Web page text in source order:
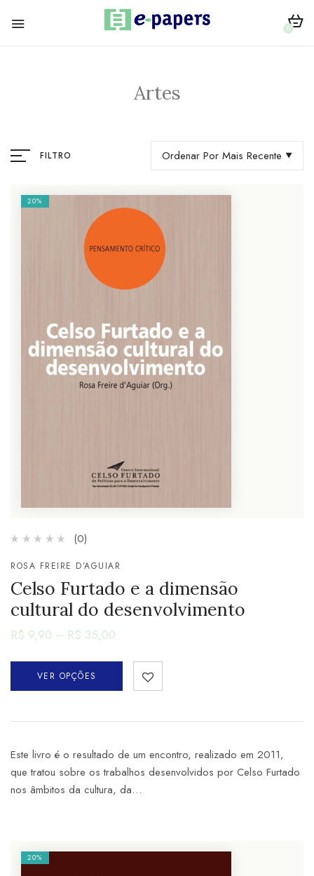
0
Artes
FILTRO Ordenar Por Mais Recente
20%
(0)
ROSA FREIRE D’AGUIAR
Celso Furtado e a dimensão
cultural do desenvolvimento
R$ 9,90 – R$ 35,00
VER OPÇÕES
Este livro é o resultado de um encontro, realizado em 2011,
que tratou sobre os trabalhos desenvolvidos por Celso Furtado
nos âmbitos da cultura, da…
20%